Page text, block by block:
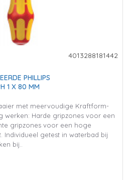
4013288181442
PHILLIPS
1 X 80 MM
met meervoudige Kraftform-
werken: Harde gripzones voor een
gripzones voor een hoge
Individueel getest in waterbad bij
bij..